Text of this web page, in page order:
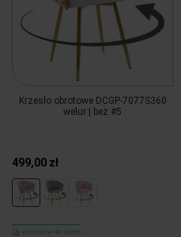
Krzesło obrotowe DCGP-7077S360
welur | beż #5
499,00 zł
Wysyłka w 48 godzin